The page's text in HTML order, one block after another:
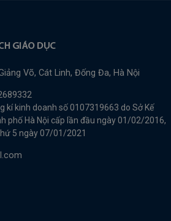
Võ, Cát Linh, Đống Đa, Hà Nội
kí kinh doanh số 0107319663 do Sở Kế
phố Hà Nội cấp lần đầu ngày 01/02/2016,
5 ngày 07/01/2021